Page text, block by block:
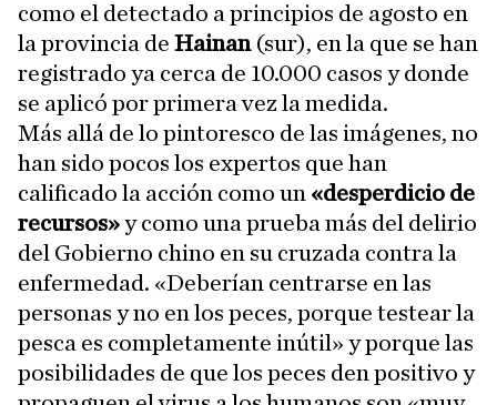
como el detectado a principios de agosto en
la provincia de Hainan(sur), en la que se han
registrado ya cerca de 10.000 casos y donde
se aplicó por primera vez la medida.
Más allá de lo pintoresco de las imágenes, no
han sido pocos los expertos que han
calificado la acción como un «desperdicio de
recursos»y como una prueba más del delirio
del Gobierno chino en su cruzada contra la
enfermedad. «Deberían centrarse en las
personas y no en los peces, porque testear la
pesca es completamente inútil» y porque las
posibilidades de que los peces den positivo y